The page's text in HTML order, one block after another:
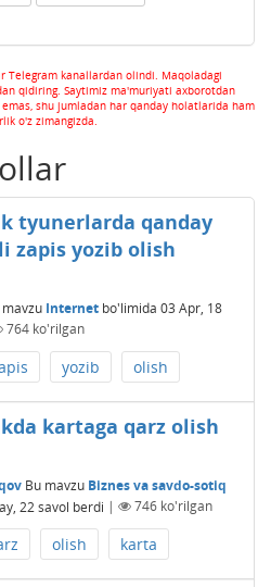
Telegram kanallardan olindi. Maqoladagi
qidiring. Saytimiz ma'muriyati axborotdan
shu jumladan har qanday holatlarida ham
o'z zimangizda.
tyunerlarda qanday
zapis yozib olish
mavzu Internetbo'limida 03 Apr, 18
764ko'rilgan
yozib olish
kartaga qarz olish
Bu mavzu Biznes va savdo-sotiq
22 savol berdi | 746ko'rilgan
olish karta